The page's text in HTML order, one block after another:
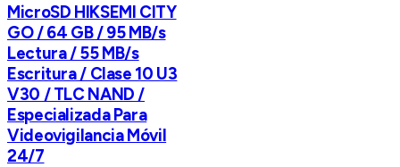
MicroSD HIKSEMI CITY
GO / 64 GB / 95 MB/s
Lectura / 55 MB/s
Escritura / Clase 10 U3
V30 / TLC NAND /
Especializada Para
Videovigilancia Móvil
24/7